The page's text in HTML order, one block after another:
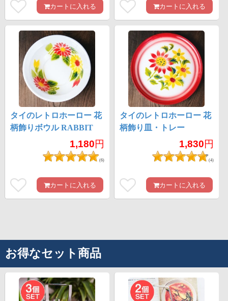
カートに入れる カートに入れる
タイのレトロホーロー 花
柄飾りボウル RABBIT
BRAND〔約21.2cm×約
1,180円
(6)
カートに入れる
タイのレトロホーロー 花
柄飾り皿・トレー
RABBIT BRAND〔約
25.7cm×約2.5cm〕
1,830円
(4)
カートに入れる
お得なセット商品